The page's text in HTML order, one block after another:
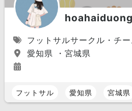
hoahaiduong
フットサルサークル・チー
愛知県 ・宮城県
フットサル 愛知県 宮城県